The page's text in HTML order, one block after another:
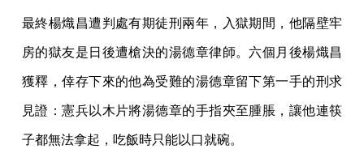
最終楊熾昌遭判處有期徒刑兩年，入獄期間，他隔壁牢
房的獄友是日後遭槍決的湯德章律師。六個月後楊熾昌
獲釋，倖存下來的他為受難的湯德章留下第一手的刑求
見證：憲兵以木片將湯德章的手指夾至腫脹，讓他連筷
子都無法拿起，吃飯時只能以口就碗。